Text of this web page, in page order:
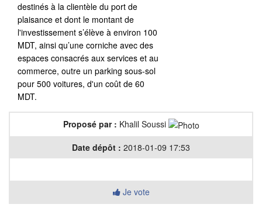
destinés à la clientèle du port de
plaisance et dont le montant de
l'investissement s’élève à environ 100
MDT, ainsi qu’une corniche avec des
espaces consacrés aux services et au
commerce, outre un parking sous-sol
pour 500 voitures, d'un coût de 60
MDT.
Proposé par : Khalil Soussi
Date dépôt : 2018-01-09 17:53
Je vote